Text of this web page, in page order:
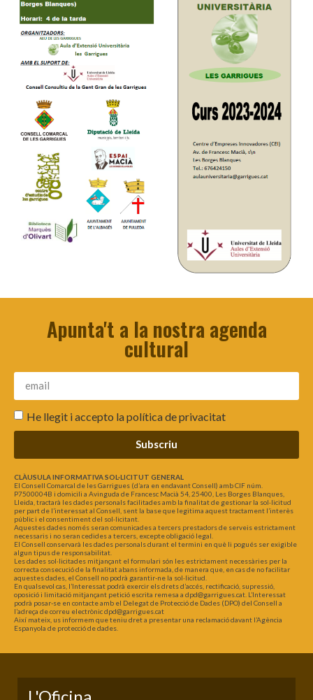
Apunta't a la nostra agenda
cultural
He llegit i accepto lapolítica de privacitat
Subscriu
CLÀUSULA INFORMATIVA SOL·LICITUT GENERAL
El Consell Comarcal de les Garrigues (d’ara en endavant Consell) amb CIF núm.
P7500004B i domicili a Avinguda de Francesc Macià 54, 25400, Les Borges Blanques,
Lleida, tractarà les dades personals facilitades amb la finalitat de gestionar la sol·licitud
per part de l’interessat al Consell, sent la base que legitima aquest tractament l’interès
públic i el consentiment del sol·licitant.
Aquestes dades només seran comunicades a tercers prestadors de serveis estrictament
necessaris i no seran cedides a tercers, excepte obligació legal.
El Consell conservarà les dades personals durant el termini en què li pogués ser exigible
algun tipus de responsabilitat.
Les dades sol·licitades mitjançant el formulari són les estrictament necessàries per la
correcta consecució de la finalitat abans informada, de manera que, en cas de no facilitar
aquestes dades, el Consell no podrà garantir-ne la sol·licitud.
En qualsevol cas, l’Interessat podrà exercir els drets d’accés, rectificació, supressió,
oposició i limitació mitjançant petició escrita remesa a dpd@garrigues.cat. L’Interessat
podrà posar-se en contacte amb el Delegat de Protecció de Dades (DPO) del Consell a
l’adreça de correu electrònic dpd@garrigues.cat
Així mateix, us informem que teniu dret a presentar una reclamació davant l’Agència
Espanyola de protecció de dades.